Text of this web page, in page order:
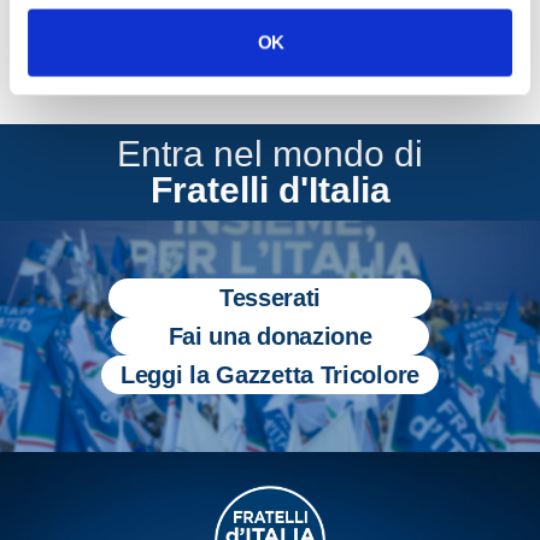
OK
Entra nel mondo di
Fratelli d'Italia
Tesserati
Fai una donazione
Leggi la Gazzetta Tricolore